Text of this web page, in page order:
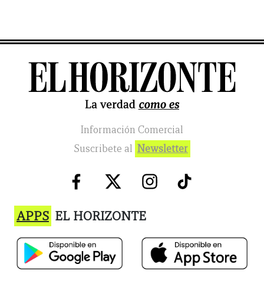
Información Comercial
Suscribete al Newsletter
APPS EL HORIZONTE